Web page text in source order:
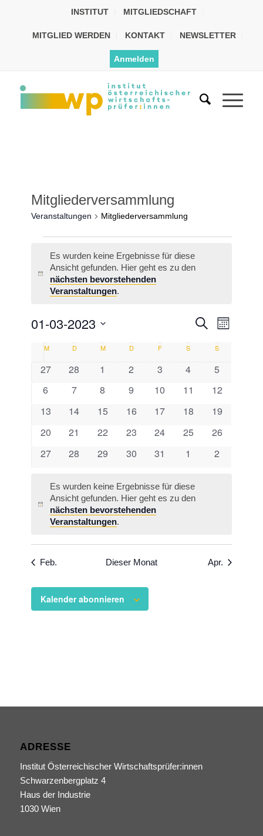
INSTITUT MITGLIEDSCHAFT
MITGLIED WERDEN KONTAKT NEWSLETTER
Anmelden
Mitgliederversammlung
Veranstaltungen Mitgliederversammlung
Hinweis
Es wurden keine Ergebnisse für diese
Ansicht gefunden. Hier geht es zu den
nächsten bevorstehenden
Veranstaltungen.
Suche
Monat
01-03-2023
wählen.
Kalender
von
Veranstaltungen
M D M D F S S
0
27
0
28
0
1
0
2
0
3
0
4
0
5
0
6
0
7
0
8
0
9
0
10
0
11
0
12
0
13
0
14
0
15
0
16
0
17
0
18
0
19
0
20
0
21
0
22
0
23
0
24
0
25
0
26
0
27
0
28
0
29
0
30
0
31
0
1
0
2
Hinweis
Es wurden keine Ergebnisse für diese
Ansicht gefunden. Hier geht es zu den
nächsten bevorstehenden
Veranstaltungen.
Feb. Dieser Monat Apr.
Kalender abonnieren
ADRESSE
Institut Österreichischer Wirtschaftsprüfer:innen
Schwarzenbergplatz 4
Haus der Industrie
1030 Wien